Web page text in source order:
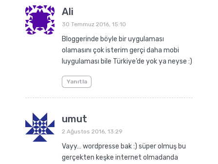
Ali
30 Temmuz 2016, 15:10
Bloggerinde böyle bir uygulaması
olamasını çok isterim gerçi daha mobi
luygulaması bile Türkiye’de yok ya neyse :)
Yanıtla
umut
2 Ağustos 2016, 13:29
Vayy… wordpresse bak :) süper olmuş bu
gerçekten keşke internet olmadanda